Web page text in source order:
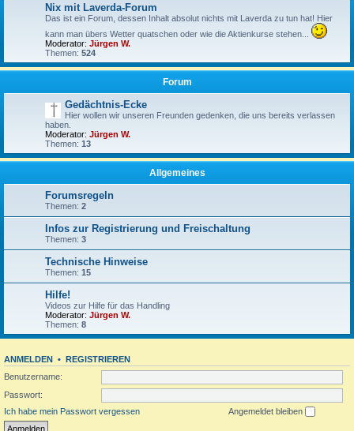
Nix mit Laverda-Forum
Das ist ein Forum, dessen Inhalt absolut nichts mit Laverda zu tun hat! Hier
kann man übers Wetter quatschen oder wie die Aktienkurse stehen...
Moderator: Jürgen W.
Themen: 524
Forum
Gedächtnis-Ecke
Hier wollen wir unseren Freunden gedenken, die uns bereits verlassen
haben.
Moderator: Jürgen W.
Themen: 13
Allgemeines
Forumsregeln
Themen: 2
Infos zur Registrierung und Freischaltung
Themen: 3
Technische Hinweise
Themen: 15
Hilfe!
Videos zur Hilfe für das Handling
Moderator: Jürgen W.
Themen: 8
ANMELDEN • REGISTRIEREN
Benutzername:
Passwort:
Ich habe mein Passwort vergessen
Angemeldet bleiben